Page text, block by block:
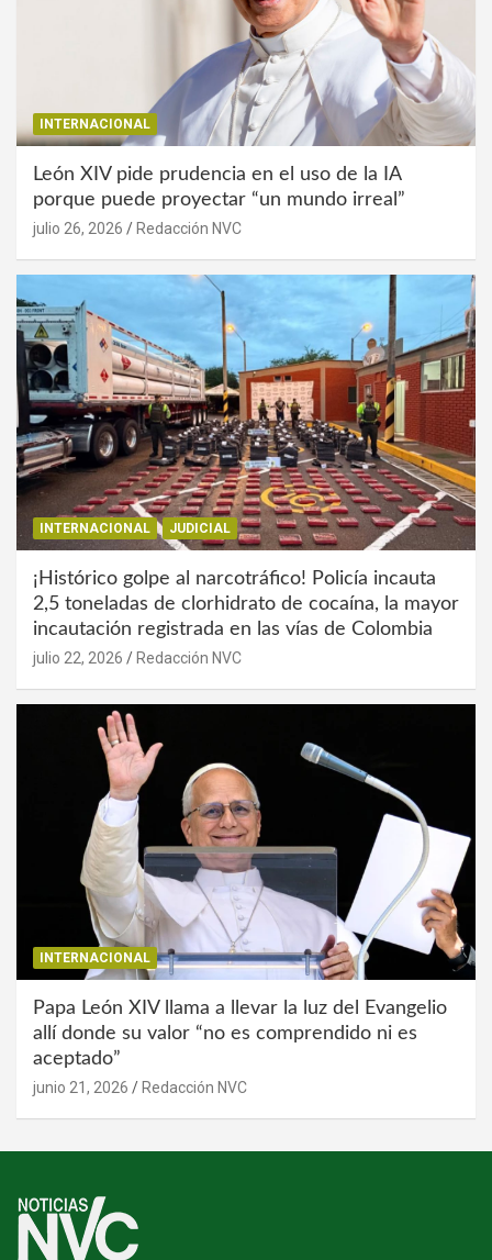
INTERNACIONAL
León XIV pide prudencia en el uso de la IA
porque puede proyectar “un mundo irreal”
julio 26, 2026 Redacción NVC
INTERNACIONAL JUDICIAL
¡Histórico golpe al narcotráfico! Policía incauta
2,5 toneladas de clorhidrato de cocaína, la mayor
incautación registrada en las vías de Colombia
julio 22, 2026 Redacción NVC
INTERNACIONAL
Papa León XIV llama a llevar la luz del Evangelio
allí donde su valor “no es comprendido ni es
aceptado”
junio 21, 2026 Redacción NVC